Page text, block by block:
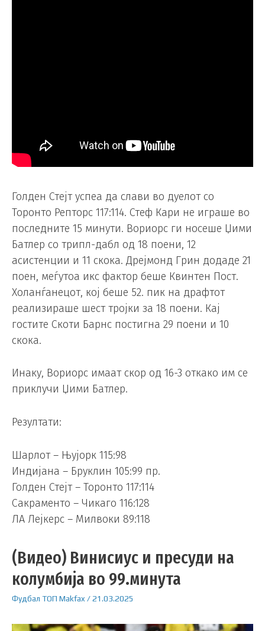
Голден Стејт успеа да слави во дуелот со
Торонто Репторс 117:114. Стеф Кари не играше во
последните 15 минути. Вориорс ги носеше Џими
Батлер со трипл-дабл од 18 поени, 12
асистенции и 11 скока. Дрејмонд Грин додаде 21
поен, меѓутоа икс фактор беше Квинтен Пост.
Холанѓанецот, кој беше 52. пик на драфтот
реализираше шест тројки за 18 поени. Кај
гостите Скоти Барнс постигна 29 поени и 10
скока.
Инаку, Вориорс имаат скор од 16-3 откако им се
приклучи Џими Батлер.
Резултати:
Шарлот – Њујорк 115:98
Индијана – Бруклин 105:99 пр.
Голден Стејт – Торонто 117:114
Сакраменто – Чикаго 116:128
ЛА Лејкерс – Милвоки 89:118
(Видео) Винисиус и пресуди на
колумбија во 99.минута
Фудбал ТОП Makfax /21.03.2025